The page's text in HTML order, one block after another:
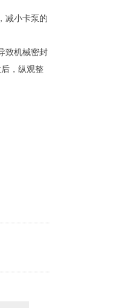
减小卡泵的
致机械密封
，纵观整